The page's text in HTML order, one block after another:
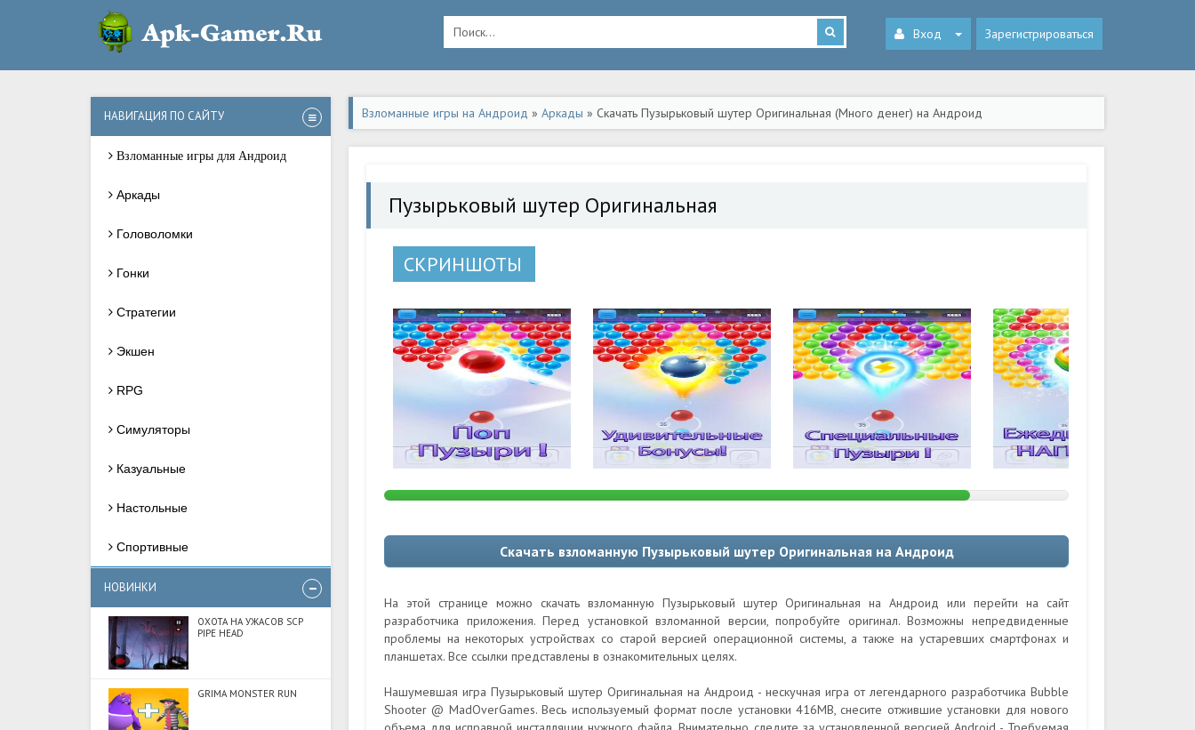
Вход Зарегистрироваться
НАВИГАЦИЯ ПО САЙТУ
Взломанные игры для Андроид
Аркады
Головоломки
Гонки
Стратегии
Экшен
RPG
Симуляторы
Казуальные
Настольные
Спортивные
НОВИНКИ
ОХОТА НА УЖАСОВ SCP
PIPE HEAD
GRIMA MONSTER RUN
Взломанные игры на Андроид » Аркады » Скачать Пузырьковый шутер Оригинальная (Много денег) на Андроид
Пузырьковый шутер Оригинальная
СКРИНШОТЫ
Скачать взломанную Пузырьковый шутер Оригинальная на Андроид
На этой странице можно скачать взломанную Пузырьковый шутер Оригинальная на Андроид или перейти на сайт
разработчика приложения. Перед установкой взломанной версии, попробуйте оригинал. Возможны непредвиденные
проблемы на некоторых устройствах со старой версией операционной системы, а также на устаревших смартфонах и
планшетах. Все ссылки представлены в ознакомительных целях.
Нашумевшая игра Пузырьковый шутер Оригинальная на Андроид - нескучная игра от легендарного разработчика Bubble
Shooter @ MadOverGames. Весь используемый формат после установки 416MB, снесите отжившие установки для нового